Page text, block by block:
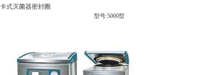
卡式灭菌器密封圈
型号:5000型